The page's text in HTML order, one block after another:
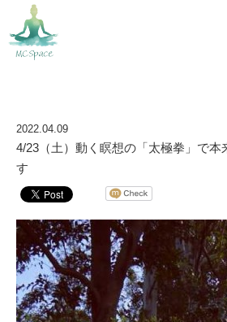
2022.04.09
4/23（土）動く瞑想の「太極拳」で本
す